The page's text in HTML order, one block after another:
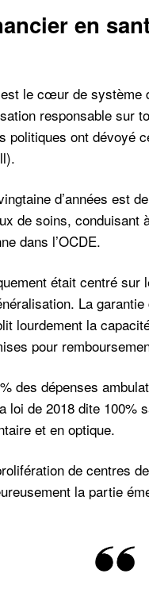
en
le cœur de système
responsable sur
politiques ont dévoyé
d’années est
de soins, conduisant
dans l’OCDE.
était centré
La
lourdement la
pour
des dépenses
loi de 2018 dite 100%
et en optique.
de centres
la partie